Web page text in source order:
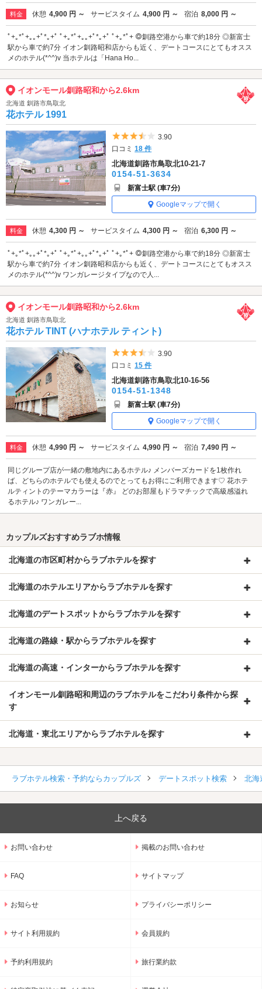
料金 休憩 4,900 円 ～ サービスタイム 4,900 円 ～ 宿泊 8,000 円 ～
ﾟ+｡*ﾟ+｡｡+ﾟ*｡+ﾟ ﾟ+｡*ﾟ+｡｡+ﾟ*｡+ﾟ ﾟ+｡*ﾟ+ ◎釧路空港から車で約18分 ◎新富士
駅から車で約7分 イオン釧路昭和店からも近く、デートコースにとてもオスス
メのホテル(*^^)v 当ホテルは「Hana Ho...
イオンモール釧路昭和から2.6km
北海道 釧路市鳥取北
花ホテル 1991
5つ星のうち3.5
3.90
口コミ18 件
北海道釧路市鳥取北10-21-7
0154-51-3634
新富士駅 (車7分)
Googleマップで開く
料金 休憩 4,300 円 ～ サービスタイム 4,300 円 ～ 宿泊 6,300 円 ～
ﾟ+｡*ﾟ+｡｡+ﾟ*｡+ﾟ ﾟ+｡*ﾟ+｡｡+ﾟ*｡+ﾟ ﾟ+｡*ﾟ+ ◎釧路空港から車で約18分 ◎新富士
駅から車で約7分 イオン釧路昭和店からも近く、デートコースにとてもオスス
メのホテル(*^^)v ワンガレージタイプなので人...
イオンモール釧路昭和から2.6km
北海道 釧路市鳥取北
花ホテル TINT (ハナホテル ティント)
5つ星のうち3.5
3.90
口コミ15 件
北海道釧路市鳥取北10-16-56
0154-51-1348
新富士駅 (車7分)
Googleマップで開く
料金 休憩 4,990 円 ～ サービスタイム 4,990 円 ～ 宿泊 7,490 円 ～
同じグループ店が一緒の敷地内にあるホテル♪ メンバーズカードを1枚作れ
ば、どちらのホテルでも使えるのでとってもお得にご利用できます♡ 花ホテ
ルティントのテーマカラーは『赤』 どのお部屋もドラマチックで高級感溢れ
るホテル♪ ワンガレー...
カップルズおすすめラブホ情報
北海道の市区町村からラブホテルを探す
北海道のホテルエリアからラブホテルを探す
北海道のデートスポットからラブホテルを探す
北海道の路線・駅からラブホテルを探す
北海道の高速・インターからラブホテルを探す
イオンモール釧路昭和周辺のラブホテルをこだわり条件から探
す
北海道・東北エリアからラブホテルを探す
ラブホテル検索・予約ならカップルズ デートスポット検索 北海
上へ戻る
お問い合わせ 掲載のお問い合わせ
FAQ サイトマップ
お知らせ プライバシーポリシー
サイト利用規約 会員規約
予約利用規約 旅行業約款